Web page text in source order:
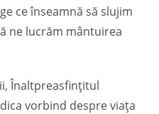
ce înseamnă să slujim
ne lucrăm mântuirea
Înaltpreasfințitul
vorbind despre viața